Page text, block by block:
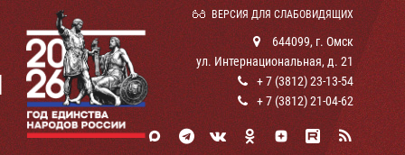
ВЕРСИЯ ДЛЯ СЛАБОВИДЯЩИХ
644099, г. Омск
ул. Интернациональная, д. 21
+ 7 (3812) 23-13-54
+ 7 (3812) 21-04-62